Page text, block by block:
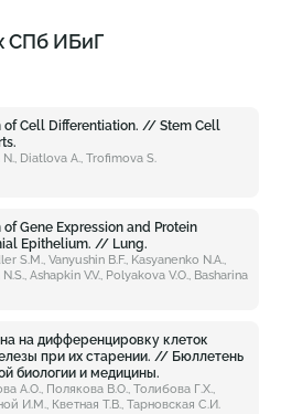
СПб ИБиГ
of Cell Differentiation. // Stem Cell
N., Diatlova A., Trofimova S.
Gene Expression and Protein
Epithelium. // Lung.
S.M., Vanyushin B.F., Kasyanenko N.A.,
Ashapkin V.V., Polyakova V.O., Basharina
на дифференцировку клеток
при их старении. // Бюллетень
биологии и медицины.
А.О., Полякова В.О., Толибова Г.Х.,
И.М., Кветная Т.В., Тарновская С.И.